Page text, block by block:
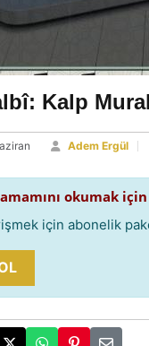
Kalp
Adem Ergül
okumak
için abonelik